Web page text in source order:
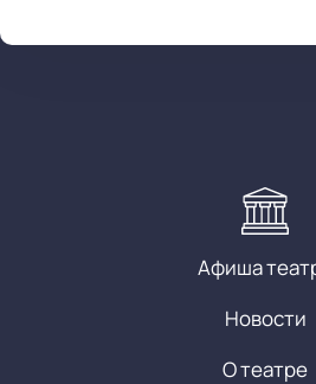
Афиша
Новости
О театре